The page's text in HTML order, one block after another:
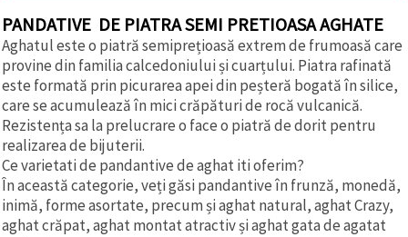
PANDATIVE DE PIATRA SEMI PRETIOASA AGHATE
Aghatul este o piatră semiprețioasă extrem de frumoasă care
provine din familia calcedoniului și cuarțului. Piatra rafinată
este formată prin picurarea apei din peșteră bogată în silice,
care se acumulează în mici crăpături de rocă vulcanică.
Rezistența sa la prelucrare o face o piatră de dorit pentru
realizarea de bijuterii.
Ce varietati de pandantive de aghat iti oferim?
În această categorie, veți găsi pandantive în frunză, monedă,
inimă, forme asortate, precum și aghat natural, aghat Crazy,
aghat crăpat, aghat montat atractiv și aghat gata de agatat